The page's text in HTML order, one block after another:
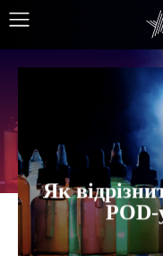
Як
POD-